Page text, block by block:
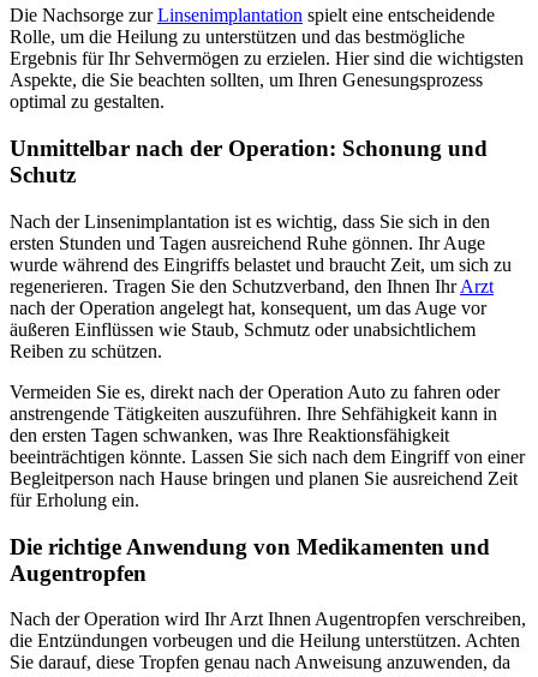
Die Nachsorge zurLinsenimplantation spielt eine entscheidende
Rolle, um die Heilung zu unterstützen und das bestmögliche
Ergebnis für Ihr Sehvermögen zu erzielen. Hier sind die wichtigsten
Aspekte, die Sie beachten sollten, um Ihren Genesungsprozess
optimal zu gestalten.
Unmittelbar nach der Operation: Schonung und
Schutz
Nach der Linsenimplantation ist es wichtig, dass Sie sich in den
ersten Stunden und Tagen ausreichend Ruhe gönnen. Ihr Auge
wurde während des Eingriffs belastet und braucht Zeit, um sich zu
regenerieren. Tragen Sie den Schutzverband, den Ihnen IhrArzt
nach der Operation angelegt hat, konsequent, um das Auge vor
äußeren Einflüssen wie Staub, Schmutz oder unabsichtlichem
Reiben zu schützen.
Vermeiden Sie es, direkt nach der Operation Auto zu fahren oder
anstrengende Tätigkeiten auszuführen. Ihre Sehfähigkeit kann in
den ersten Tagen schwanken, was Ihre Reaktionsfähigkeit
beeinträchtigen könnte. Lassen Sie sich nach dem Eingriff von einer
Begleitperson nach Hause bringen und planen Sie ausreichend Zeit
für Erholung ein.
Die richtige Anwendung von Medikamenten und
Augentropfen
Nach der Operation wird Ihr Arzt Ihnen Augentropfen verschreiben,
die Entzündungen vorbeugen und die Heilung unterstützen. Achten
Sie darauf, diese Tropfen genau nach Anweisung anzuwenden, da